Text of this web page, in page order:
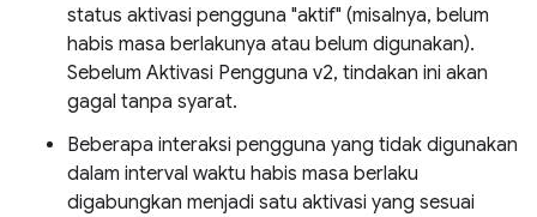
status aktivasi pengguna "aktif" (misalnya, belum
habis masa berlakunya atau belum digunakan).
Sebelum Aktivasi Pengguna v2, tindakan ini akan
gagal tanpa syarat.
Beberapa interaksi pengguna yang tidak digunakan
dalam interval waktu habis masa berlaku
digabungkan menjadi satu aktivasi yang sesuai